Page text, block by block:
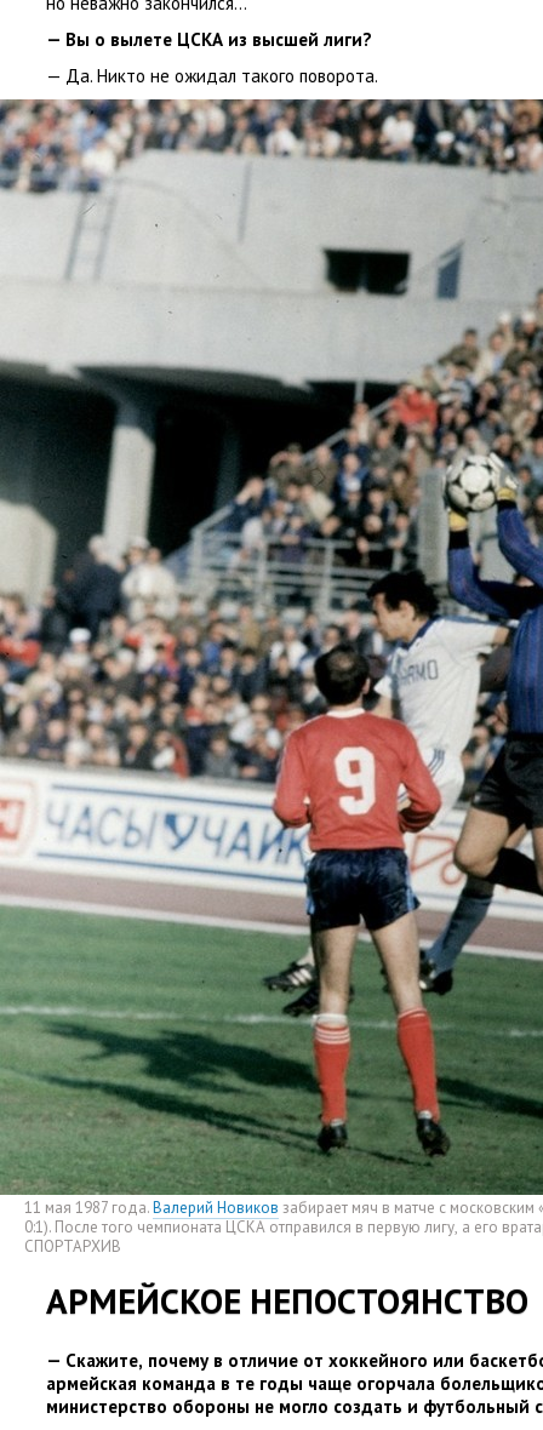
— Вы о вылете ЦСКА из высшей лиги?
— Да. Никто не ожидал такого поворота.
11 мая 1987 года.Валерий Новиков забирает мяч в матче с московским
0:1). После того чемпионата ЦСКА отправился в первую лигу, а его
СПОРТАРХИВ
АРМЕЙСКОЕ НЕПОСТОЯНСТВО
— Скажите, почему в отличие от хоккейного или
армейская команда в те годы чаще огорчала
министерство обороны не могло создать и футбольный